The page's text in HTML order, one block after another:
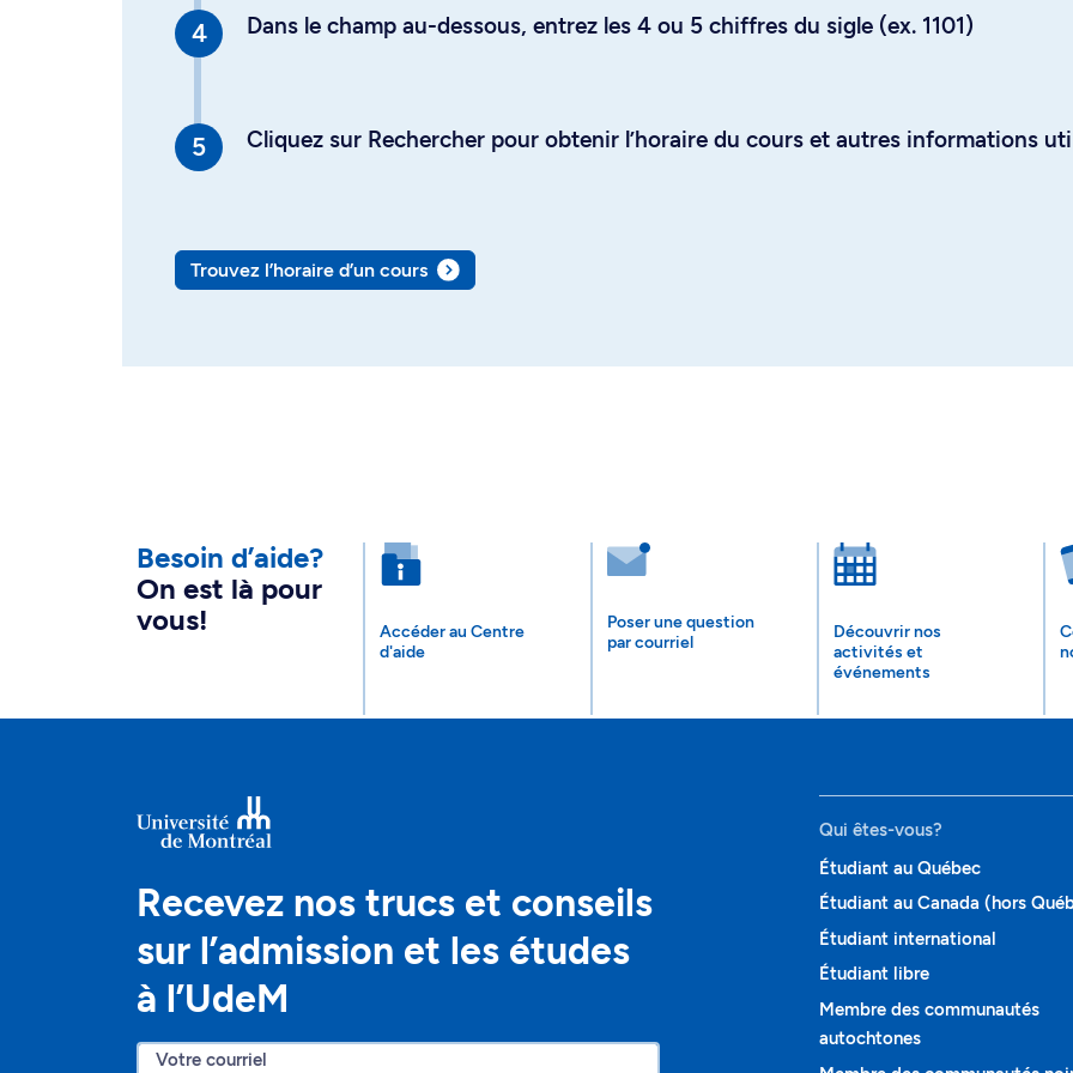
Dans le champ au-dessous, entrez les 4 ou 5 chiffres du sigle (ex. 1101)
Cliquez sur Rechercher pour obtenir l’horaire du cours et autres informations
Trouvez l’horaire d’un cours
Besoin d’aide?
On est là pour
vous!
Accéder au Centre
d'aide
Poser une question
par courriel
Découvrir nos
activités et
événements
Recevez nos trucs et conseils
sur l’admission et les études
à l’UdeM
Qui êtes-vous?
Étudiant au Québec
Étudiant au Canada (hors
Étudiant international
Étudiant libre
Membre des communautés
autochtones